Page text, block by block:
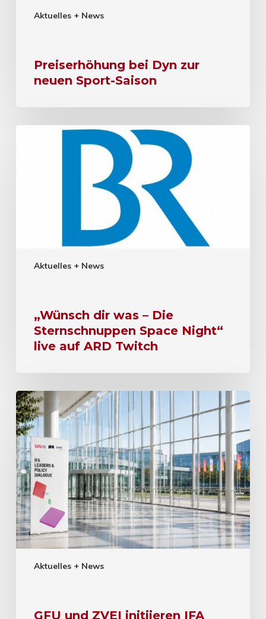
Aktuelles + News
Preiserhöhung bei Dyn zur
neuen Sport-Saison
Aktuelles + News
„Wünsch dir was – Die
Sternschnuppen Space Night“
live auf ARD Twitch
Aktuelles + News
GFU und ZVEI initiieren IFA